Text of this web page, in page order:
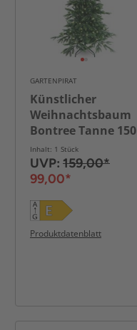
GARTENPIRAT
Künstlicher
Weihnachtsbaum
Bontree Tanne 150
cm mit 150 LED
Inhalt: 1 Stück
UVP: 159,00*
99,00*
Produktdatenblatt